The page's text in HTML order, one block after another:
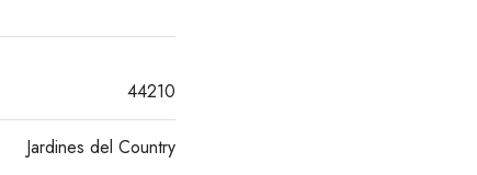
44210
Jardines del Country